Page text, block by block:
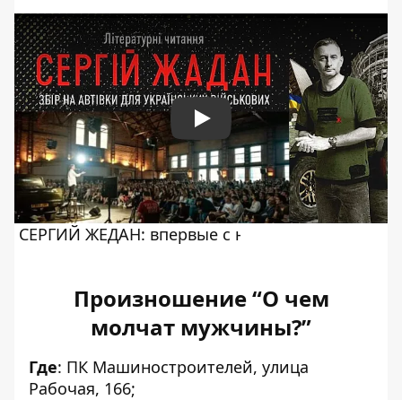
Play
Произношение “О чем
молчат мужчины?”
Где: ПК Машиностроителей, улица
Рабочая, 166;